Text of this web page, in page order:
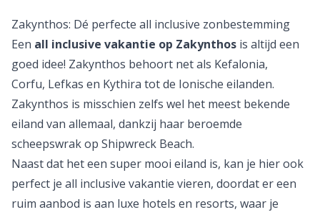
Zakynthos: Dé perfecte all inclusive zonbestemming
Een all inclusive vakantie op Zakynthos is altijd een
goed idee! Zakynthos behoort net als Kefalonia,
Corfu, Lefkas en Kythira tot de Ionische eilanden.
Zakynthos is misschien zelfs wel het meest bekende
eiland van allemaal, dankzij haar beroemde
scheepswrak op Shipwreck Beach.
Naast dat het een super mooi eiland is, kan je hier ook
perfect je all inclusive vakantie vieren, doordat er een
ruim aanbod is aan luxe hotels en resorts, waar je